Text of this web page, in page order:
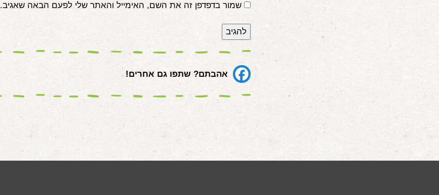
שמור בדפדפן זה את השם, האימייל והאתר שלי לפעם הבאה שאגיב.
אהבתם? שתפו גם אחרים!